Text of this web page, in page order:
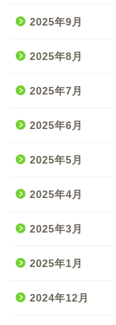
2025年9月
2025年8月
2025年7月
2025年6月
2025年5月
2025年4月
2025年3月
2025年1月
2024年12月